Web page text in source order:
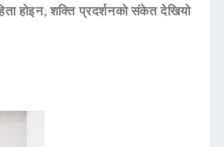
होइन, शक्ति प्रदर्शनको संकेत देखियो